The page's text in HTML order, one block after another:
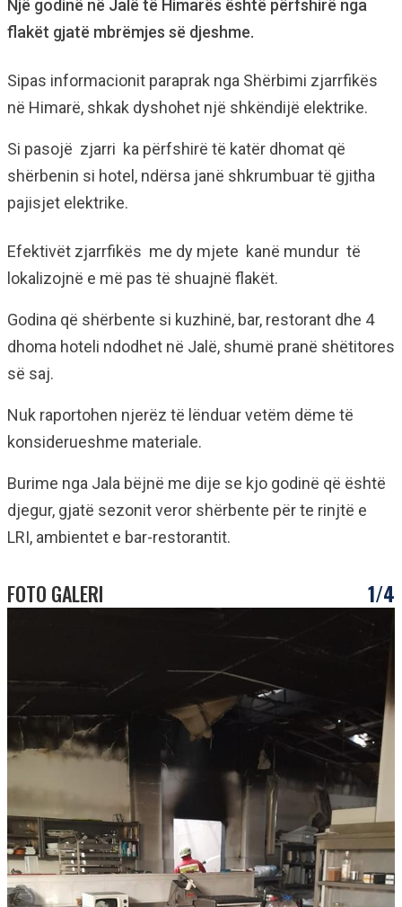
Një godinë në Jalë të Himarës është përfshirë nga
flakët gjatë mbrëmjes së djeshme.
Sipas informacionit paraprak nga Shërbimi zjarrfikës
në Himarë, shkak dyshohet një shkëndijë elektrike.
Si pasojë zjarri ka përfshirë të katër dhomat që
shërbenin si hotel, ndërsa janë shkrumbuar të gjitha
pajisjet elektrike.
Efektivët zjarrfikës me dy mjete kanë mundur të
lokalizojnë e më pas të shuajnë flakët.
Godina që shërbente si kuzhinë, bar, restorant dhe 4
dhoma hoteli ndodhet në Jalë, shumë pranë shëtitores
së saj.
Nuk raportohen njerëz të lënduar vetëm dëme të
konsiderueshme materiale.
Burime nga Jala bëjnë me dije se kjo godinë që është
djegur, gjatë sezonit veror shërbente për te rinjtë e
LRI, ambientet e bar-restorantit.
FOTO GALERI 1/4